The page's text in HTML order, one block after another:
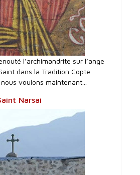
l’archimandrite sur l’ange
dans la Tradition Copte
voulons maintenant...
Narsai